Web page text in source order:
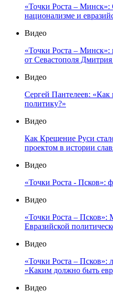
«Точки Роста – Минск»:
национализме и
Видео
«Точки Роста – Минск»:
от Севастополя
Видео
Сергей Пантелеев: «Как
политику?»
Видео
Как Крещение Руси
проектом в истории
Видео
«Точки Роста - Псков»:
Видео
«Точки Роста –
Евразийской
Видео
«Точки Роста – Псков»:
«Каким должно быть
Видео